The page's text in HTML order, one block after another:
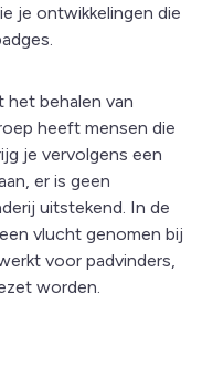
je ontwikkelingen die
het behalen van
heeft mensen die
je vervolgens een
er is geen
uitstekend. In de
vlucht genomen bij
voor padvinders,
worden.